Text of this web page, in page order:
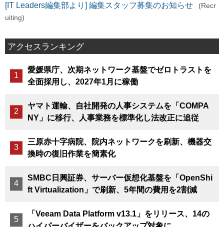
[IT Leaders編集部より] 編集スタッフ募集のお知らせ
(Recr
uiting)
アクセスランキング
愛媛県庁、次期ネットワーク基盤でゼロトラストを
全面採用し、2027年1月に稼働
ヤマト運輸、自社開発の人事システムを「COMPA
NY」に移行、人事業務を標準化し法改正に追従
三原赤十字病院、院内ネットワークを刷新、機器交
換時の復旧作業を簡素化
SMBC日興証券、サーバー仮想化基盤を「OpenShi
ft Virtualization」で刷新、5年間の費用を2割減
「Veeam Data Platform v13.1」をリリース、14の